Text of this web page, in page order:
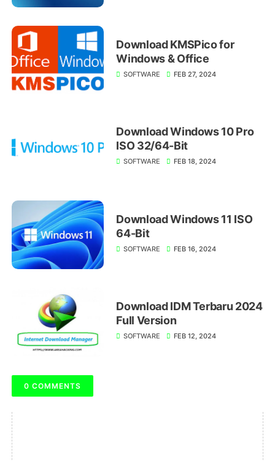
Download KMSPico for
Windows & Office
SOFTWARE FEB 27, 2024
Download Windows 10 Pro
ISO 32/64-Bit
SOFTWARE FEB 18, 2024
Download Windows 11 ISO
64-Bit
SOFTWARE FEB 16, 2024
Download IDM Terbaru 2024
Full Version
SOFTWARE FEB 12, 2024
0 COMMENTS